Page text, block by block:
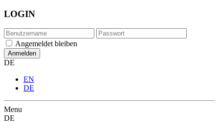
LOGIN
Angemeldet bleiben
DE
EN
DE
Menu
DE